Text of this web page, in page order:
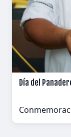
Día del